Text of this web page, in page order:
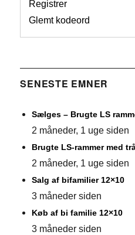
Registrer
Glemt kodeord
SENESTE EMNER
Sælges – Brugte LS
2 måneder, 1 uge siden
Brugte LS-rammer med
2 måneder, 1 uge siden
Salg af bifamilier 12×10
3 måneder siden
Køb af bi familie 12×10
3 måneder siden